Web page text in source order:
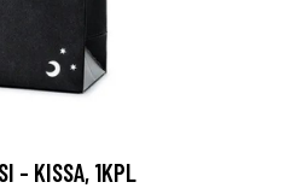
- KISSA, 1KPL